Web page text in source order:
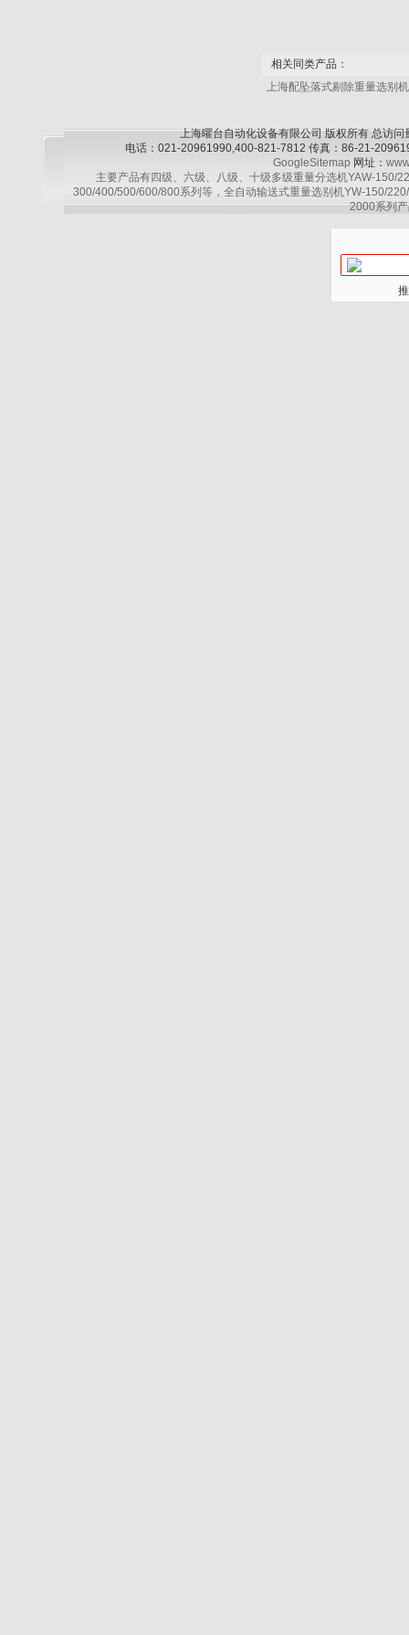
相关同类产品：
上海配坠落式剔除重量选别机
上海曜台自动化设备有限公司 版权所有 总访问
电话：021-20961990,400-821-7812 传真：86-21-
GoogleSitemap 网址：
主要产品有四级、六级、八级、十级多级重量分选机YAW-
300/400/500/600/800系列等，全自动输送式重量选别机YW-150/
2000系列